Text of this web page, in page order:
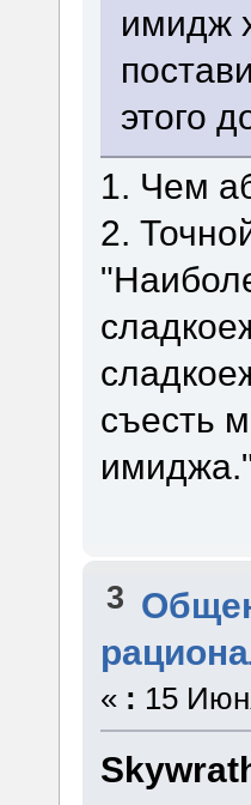
имидж
этого
1. Чем
2.
съесть
3
« : 15